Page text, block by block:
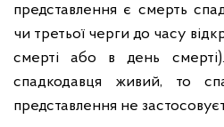
представлення є смерть
чи третьої черги до часу
смерті або в день
спадкодавця живий, то
представлення не